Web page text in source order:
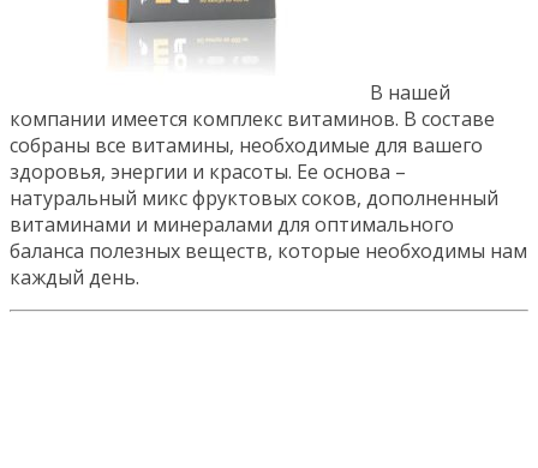
В нашей
компании имеется комплекс витаминов. В составе
собраны все витамины, необходимые для вашего
здоровья, энергии и красоты. Ее основа –
натуральный микс фруктовых соков, дополненный
витаминами и минералами для оптимального
баланса полезных веществ, которые необходимы нам
каждый день.